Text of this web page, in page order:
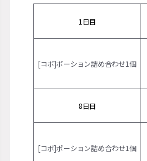
1日目
[コボ]ポーション詰め合わせ1個
8日目
[コボ]ポーション詰め合わせ1個